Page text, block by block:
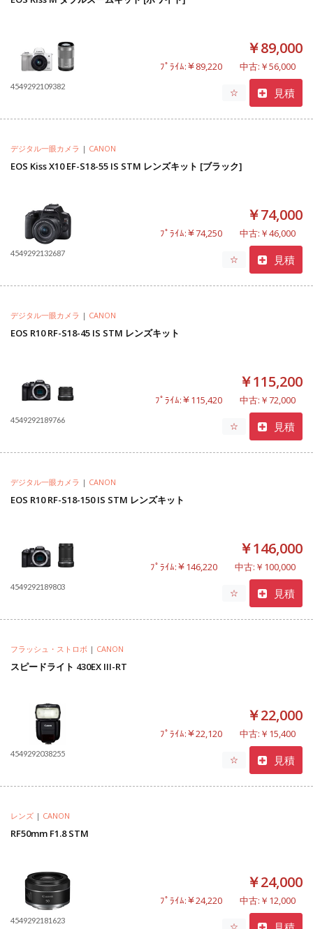
4549292109382
￥89,000
ﾌﾟﾗｲﾑ:￥89,220 中古:￥56,000
☆ 見積
デジタル一眼カメラ | CANON
EOS Kiss X10 EF-S18-55 IS STM レンズキット [ブラック]
4549292132687
￥74,000
ﾌﾟﾗｲﾑ:￥74,250 中古:￥46,000
☆ 見積
デジタル一眼カメラ | CANON
EOS R10 RF-S18-45 IS STM レンズキット
4549292189766
￥115,200
ﾌﾟﾗｲﾑ:￥115,420 中古:￥72,000
☆ 見積
デジタル一眼カメラ | CANON
EOS R10 RF-S18-150 IS STM レンズキット
4549292189803
￥146,000
ﾌﾟﾗｲﾑ:￥146,220 中古:￥100,000
☆ 見積
フラッシュ・ストロボ | CANON
スピードライト 430EX III-RT
4549292038255
￥22,000
ﾌﾟﾗｲﾑ:￥22,120 中古:￥15,400
☆ 見積
レンズ | CANON
RF50mm F1.8 STM
4549292181623
￥24,000
ﾌﾟﾗｲﾑ:￥24,220 中古:￥12,000
☆